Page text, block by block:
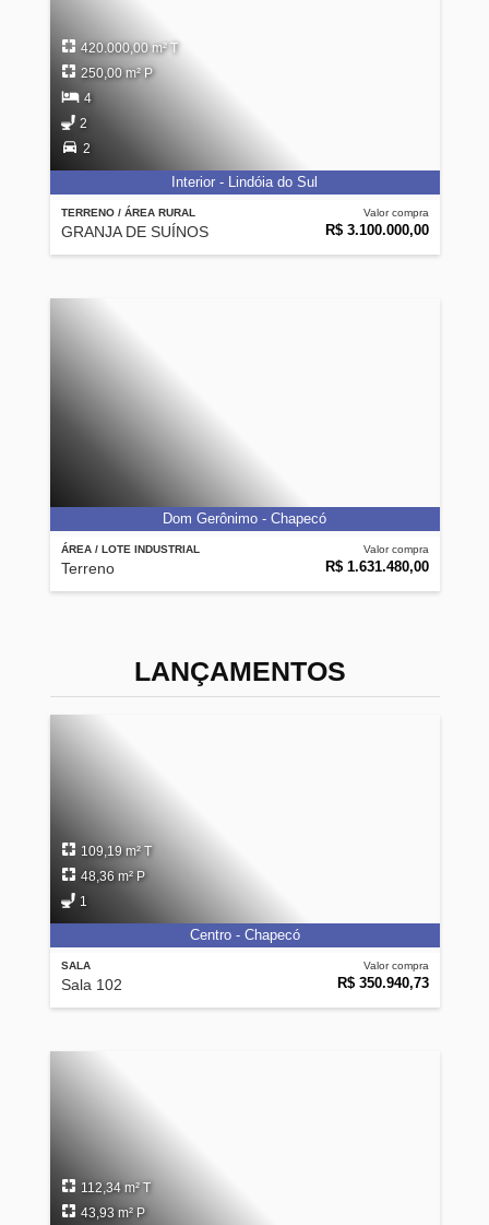
TERRENO / ÁREA RURAL
GRANJA DE SUÍNOS
Valor compra
R$ 3.100.000,00
420.000,00 m² T
250,00 m² P
4
2
2
Interior - Lindóia do Sul
ÁREA / LOTE INDUSTRIAL
Terreno
Valor compra
R$ 1.631.480,00
Dom Gerônimo - Chapecó
LANÇAMENTOS
SALA
Sala 102
Valor compra
R$ 350.940,73
109,19 m² T
48,36 m² P
1
Centro - Chapecó
112,34 m² T
43,93 m² P